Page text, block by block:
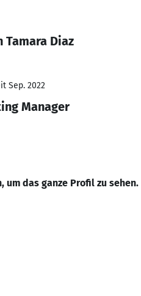
Diaz
Sep. 2022
Manager
um das ganze Profil zu sehen.